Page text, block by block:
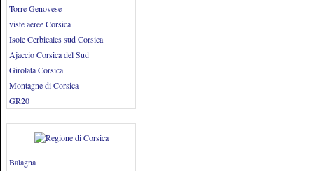
Torre Genovese
viste aeree Corsica
Isole Cerbicales sud Corsica
Ajaccio Corsica del Sud
Girolata Corsica
Montagne di Corsica
GR20
Balagna